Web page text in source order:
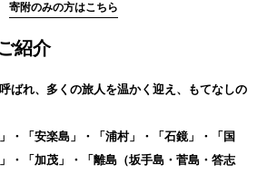
日（水）の間はメールや
対応ができません。
い。
致します。
料理のお問い合わせに
3736へお願い致します。
寄附のみの方はこちら
紹介
ばれ、多くの旅人を温かく迎え、もてなしの
・「安楽島」・「浦村」・「石鏡」・「国
・「加茂」・「離島（坂手島・菅島・答志